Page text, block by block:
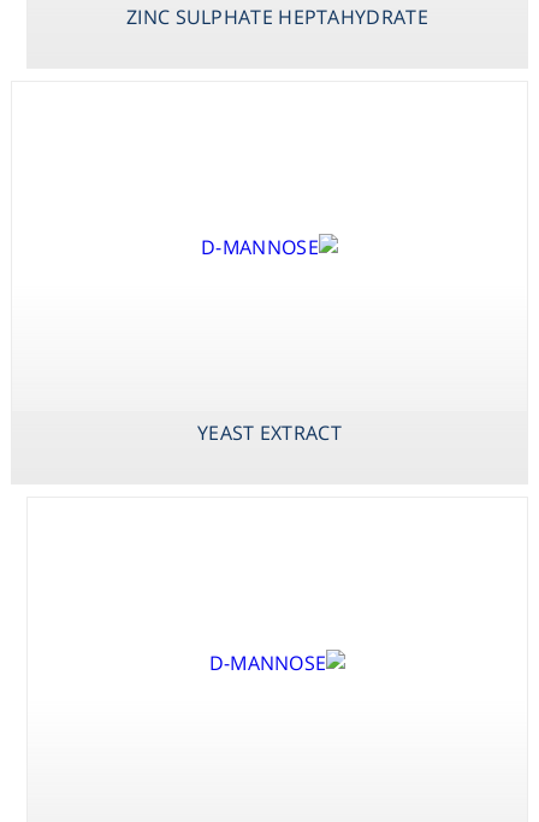
ZINC SULPHATE HEPTAHYDRATE
YEAST EXTRACT